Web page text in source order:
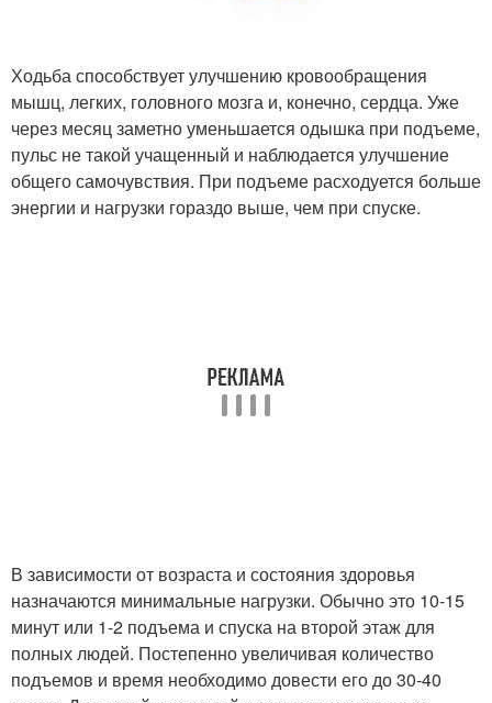
Ходьба способствует улучшению кровообращения
мышц, легких, головного мозга и, конечно, сердца. Уже
через месяц заметно уменьшается одышка при подъеме,
пульс не такой учащенный и наблюдается улучшение
общего самочувствия. При подъеме расходуется больше
энергии и нагрузки гораздо выше, чем при спуске.
В зависимости от возраста и состояния здоровья
назначаются минимальные нагрузки. Обычно это 10-15
минут или 1-2 подъема и спуска на второй этаж для
полных людей. Постепенно увеличивая количество
подъемов и время необходимо довести его до 30-40